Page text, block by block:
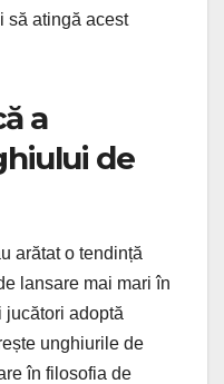
să atingă acest
a
de
arătat o tendință
lansare mai mari în
jucători adoptă
unghiurile de
în filosofia de